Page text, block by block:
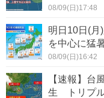
08/09(日)17:48
明日10日(
を中心に猛
08/09(日)16:42
【速報】台
生 トリプ